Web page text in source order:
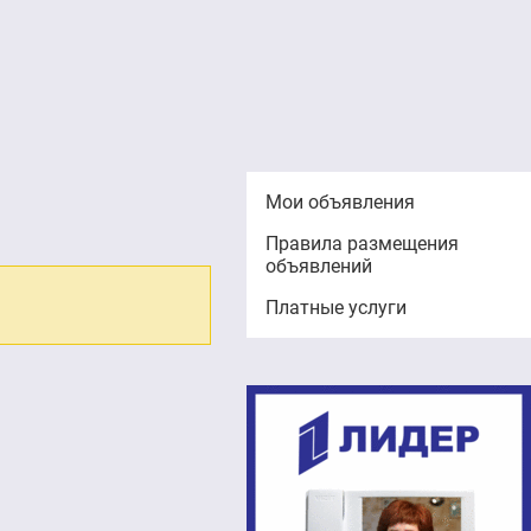
Мои объявления
Правила размещения
объявлений
Платные услуги